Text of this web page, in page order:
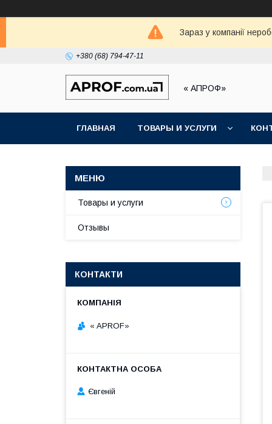
Зараз у компанії
+380 (68) 794-47-11
« АПРОФ»
ГЛАВНАЯ ТОВАРЫ И УСЛУГИ
Товары и услуги
Отзывы
КОНТАКТИ
« APROF»
Євгеній